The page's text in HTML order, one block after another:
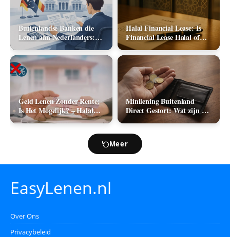
Buitenlandse Banken die
Lenen aan Nederlanders:
Complete Lijst +
Vergelijking 2026
Halal Financial Lease: Is
Financial Lease Halal of
Haram?
Geld Lenen Zonder Rente:
Is Het Mogelijk? – Halal
Geld Lenen
Minilening Buitenland
Direct Gestort: Wat zijn de
Mogelijkheden in 2026?
Meer
EasyLenen.nl
Over Ons
Privacybeleid